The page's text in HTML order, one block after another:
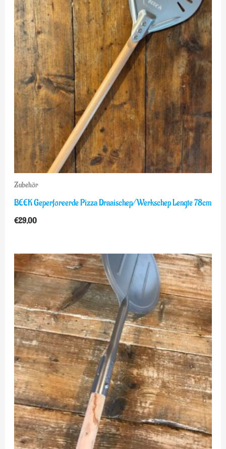
Zubehör
BEEK Geperforeerde Pizza Draaischep/Werkschep Lengte 78cm
€29,00